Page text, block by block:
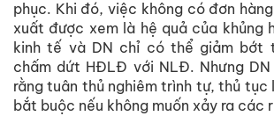
phục. Khi đó, việc không có đơn
xuất được xem là hệ quả của khủng
kinh tế và DN chỉ có thể giảm bớt
chấm dứt HĐLĐ với NLĐ. Nhưng
rằng tuân thủ nghiêm trình tự, thủ tục
bắt buộc nếu không muốn xảy ra các